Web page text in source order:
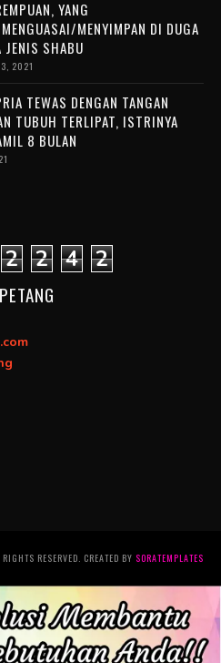
YANG
MENYIMPAN DI DUGA
JENIS SHABU
2021
TEWAS DENGAN TANGAN
TUBUH TERLIPAT, ISTRINYA
8 BULAN
2 2 4 2
RESERVED. CREATED BY SORATEMPLATES